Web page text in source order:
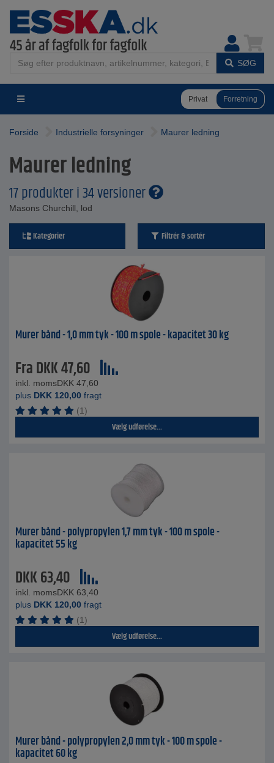
SØG
Privat Forretning
Forside Industrielle forsyninger Maurer ledning
Maurer ledning
17 produkter i 34 versioner
Masons Churchill, lod
Kategorier Filtrér & sortér
Murer bånd - 1,0 mm tyk - 100 m spole - kapacitet 30 kg
FraDKK47,60
inkl. momsDKK 47,60
plus DKK 120,00 fragt
(1)
Vælg udførelse...
Murer bånd - polypropylen 1,7 mm tyk - 100 m spole -
kapacitet 55 kg
DKK63,40
inkl. momsDKK 63,40
plus DKK 120,00 fragt
(1)
Vælg udførelse...
Murer bånd - polypropylen 2,0 mm tyk - 100 m spole -
kapacitet 60 kg